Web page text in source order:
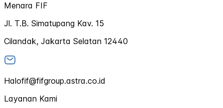
Menara FIF
Jl. T.B. Simatupang Kav. 15
Cilandak, Jakarta Selatan 12440
Halofif@fifgroup.astra.co.id
Layanan Kami